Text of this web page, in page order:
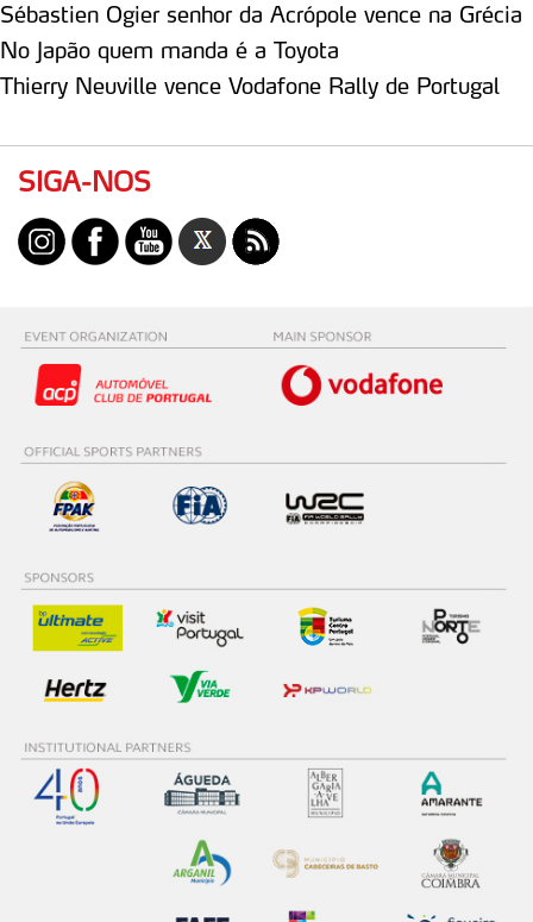
Sébastien Ogier senhor da Acrópole vence na Grécia
No Japão quem manda é a Toyota
Thierry Neuville vence Vodafone Rally de Portugal
SIGA-NOS